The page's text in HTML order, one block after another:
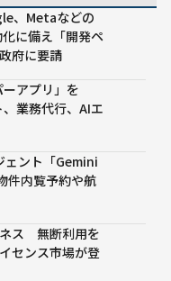
価す
、Metaなどの
に備え「開発ペ
府に要請
アプリ」を
業務代行、AIエ
ェント「Gemini
内覧予約や航
ス 無断利用を
センス市場が登